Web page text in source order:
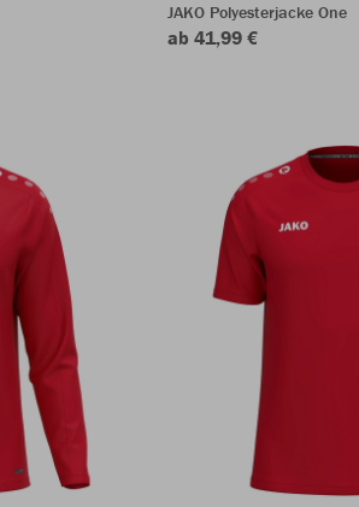
JAKO Polyesterjacke One
ab 41,99 €